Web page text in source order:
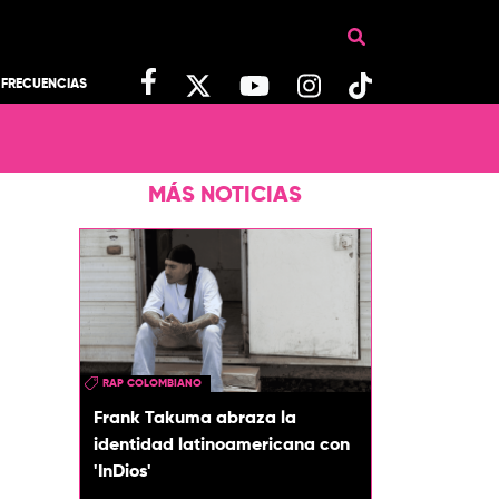
FRECUENCIAS
MÁS NOTICIAS
RAP COLOMBIANO
Frank Takuma abraza la
identidad latinoamericana con
'InDios'